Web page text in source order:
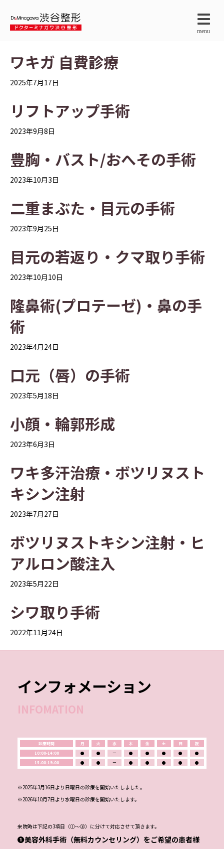
menu
ワキガ 自費診療
2025年7月17日
リフトアップ手術
2023年9月8日
豊胸・バスト/おへその手術
2023年10月3日
二重まぶた・目元の手術
2023年9月25日
目元の若返り・クマ取り手術
2023年10月10日
隆鼻術(プロテーゼ)・鼻の手
術
2023年4月24日
口元（唇）の手術
2023年5月18日
小顔・輪郭形成
2023年6月3日
ワキ多汗治療・ボツリヌスト
キシン注射
2023年7月27日
ボツリヌストキシン注射・ヒ
アルロン酸注入
2023年5月22日
シワ取り手術
2022年11月24日
インフォメーション
INFOMATION
診療時間 月 火 水 木 金 土 日
祝
10:00-14:00
● ● ー ● ● ● ●
●
15:00-19:00
● ● ー ● ● ● ● ●
※2025年3月16日より日曜日の診療を開始いたしました。
※2026年10月7日より水曜日の診療を開始いたします。
来院時は下記の3項目（①～③）に分けて対応させて頂きます。
❶美容外科手術（無料カウンセリング）をご希望の患者様